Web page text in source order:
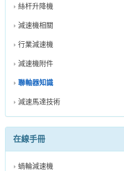
絲杆升降機
減速機相關
行業減速機
減速機附件
聯軸器知識
減速馬達技術
在線手冊
蝸輪減速機